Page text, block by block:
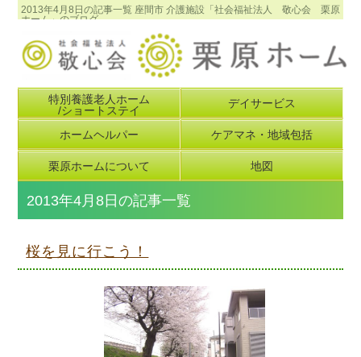
2013年4月8日の記事一覧 座間市 介護施設「社会福祉法人 敬心会 栗原
ホーム」のブログ
特別養護老人ホーム
/ショートステイ
デイサービス
ホームヘルパー ケアマネ・地域包括
栗原ホームについて 地図
2013年4月8日の記事一覧
桜を見に行こう！